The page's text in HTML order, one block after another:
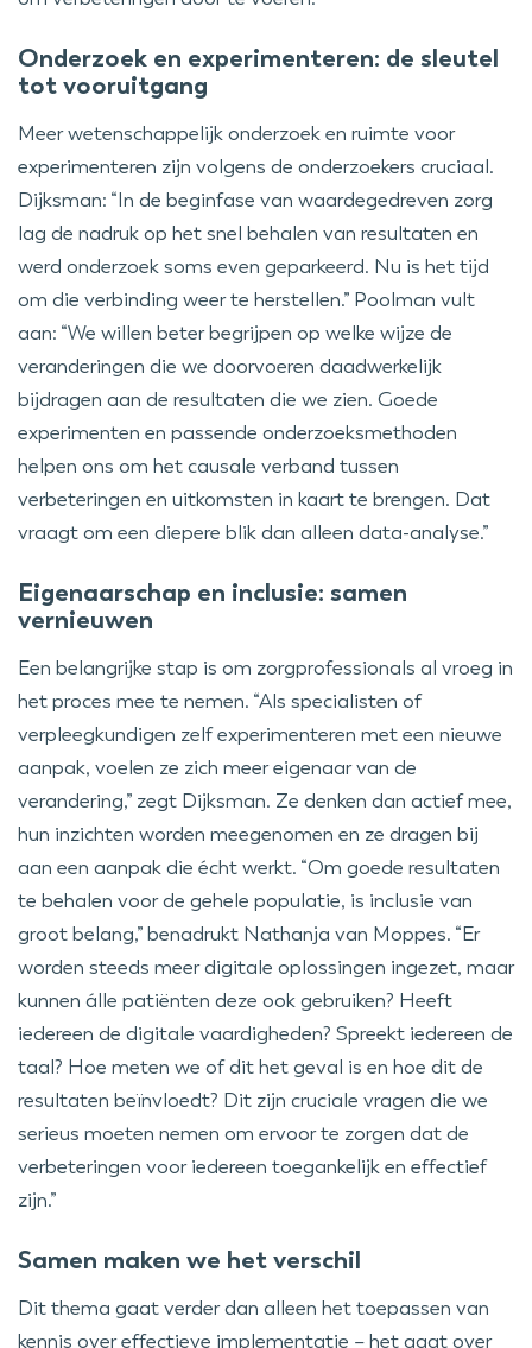
Onderzoek en experimenteren: de sleutel
tot vooruitgang
Meer wetenschappelijk onderzoek en ruimte voor
experimenteren zijn volgens de onderzoekers cruciaal.
Dijksman: “In de beginfase van waardegedreven zorg
lag de nadruk op het snel behalen van resultaten en
werd onderzoek soms even geparkeerd. Nu is het tijd
om die verbinding weer te herstellen.” Poolman vult
aan: “We willen beter begrijpen op welke wijze de
veranderingen die we doorvoeren daadwerkelijk
bijdragen aan de resultaten die we zien. Goede
experimenten en passende onderzoeksmethoden
helpen ons om het causale verband tussen
verbeteringen en uitkomsten in kaart te brengen. Dat
vraagt om een diepere blik dan alleen data-analyse.”
Eigenaarschap en inclusie: samen
vernieuwen
Een belangrijke stap is om zorgprofessionals al vroeg in
het proces mee te nemen. “Als specialisten of
verpleegkundigen zelf experimenteren met een nieuwe
aanpak, voelen ze zich meer eigenaar van de
verandering,” zegt Dijksman. Ze denken dan actief mee,
hun inzichten worden meegenomen en ze dragen bij
aan een aanpak die écht werkt. “Om goede resultaten
te behalen voor de gehele populatie, is inclusie van
groot belang,” benadrukt Nathanja van Moppes. “Er
worden steeds meer digitale oplossingen ingezet, maar
kunnen álle patiënten deze ook gebruiken? Heeft
iedereen de digitale vaardigheden? Spreekt iedereen de
taal? Hoe meten we of dit het geval is en hoe dit de
resultaten beïnvloedt? Dit zijn cruciale vragen die we
serieus moeten nemen om ervoor te zorgen dat de
verbeteringen voor iedereen toegankelijk en effectief
zijn.”
Samen maken we het verschil
Dit thema gaat verder dan alleen het toepassen van
kennis over effectieve implementatie – het gaat over